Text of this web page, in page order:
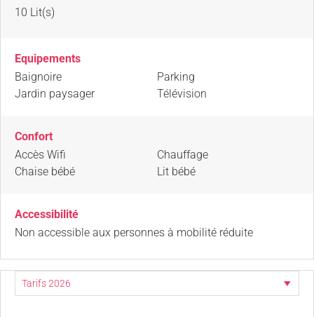
10 Lit(s)
Equipements
Baignoire
Jardin paysager
Parking
Télévision
Confort
Accès Wifi
Chaise bébé
Chauffage
Lit bébé
Accessibilité
Non accessible aux personnes à mobilité réduite